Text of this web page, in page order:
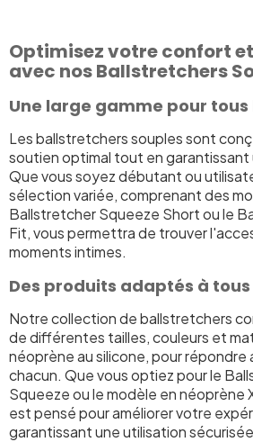
Optimisez votre confort
avec nos Ballstretchers
Une large gamme pour tous
Les ballstretchers souples sont
soutien optimal tout en
Que vous soyez débutant ou
sélection variée, comprenant des
Ballstretcher Squeeze Short ou le
Fit, vous permettra de trouver
moments intimes.
Des produits adaptés à
Notre collection de ballstretchers
de différentes tailles, couleurs et
néoprène au silicone, pour
chacun. Que vous optiez pour le
Squeeze ou le modèle en néoprène
est pensé pour améliorer votre
garantissant une utilisation